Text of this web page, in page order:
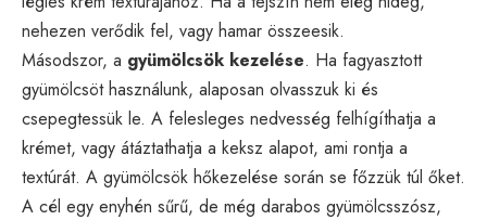
nehezen verődik fel, vagy hamar összeesik.
Másodszor, a gyümölcsök kezelése. Ha fagyasztott
gyümölcsöt használunk, alaposan olvasszuk ki és
csepegtessük le. A felesleges nedvesség felhígíthatja a
krémet, vagy átáztathatja a keksz alapot, ami rontja a
textúrát. A gyümölcsök hőkezelése során se főzzük túl őket.
A cél egy enyhén sűrű, de még darabos gyümölcsszósz,